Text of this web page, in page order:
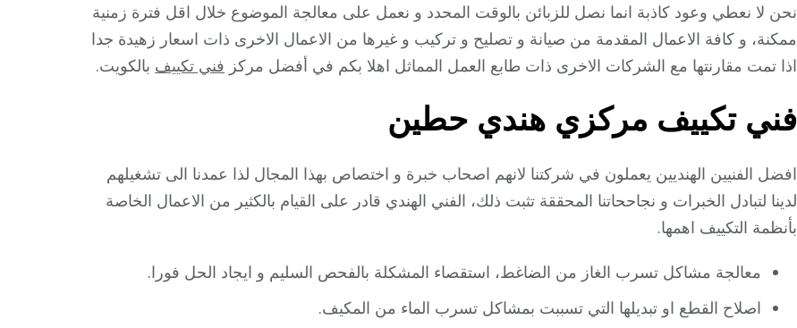
نحن لا نعطي وعود كاذبة انما نصل للزبائن بالوقت المحدد و نعمل على معالجة الموضوع خلال اقل فترة زمنية
ممكنة، و كافة الاعمال المقدمة من صيانة و تصليح و تركيب و غيرها من الاعمال الاخرى ذات اسعار زهيدة جدا
اذا تمت مقارنتها مع الشركات الاخرى ذات طابع العمل المماثل اهلا بكم في أفضل مركز فني تكييف بالكويت.
فني تكييف مركزي هندي حطين
افضل الفنيين الهنديين يعملون في شركتنا لانهم اصحاب خبرة و اختصاص بهذا المجال لذا عمدنا الى تشغيلهم
لدينا لتبادل الخبرات و نجاححاتنا المحققة تثبت ذلك، الفني الهندي قادر على القيام بالكثير من الاعمال الخاصة
بأنظمة التكييف اهمها.
معالجة مشاكل تسرب الغاز من الضاغط، استقصاء المشكلة بالفحص السليم و ايجاد الحل فورا.
اصلاح القطع او تبديلها التي تسببت بمشاكل تسرب الماء من المكيف.